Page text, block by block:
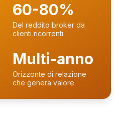
60-80%
Del reddito broker da
clienti ricorrenti
Multi-anno
Orizzonte di relazione
che genera valore